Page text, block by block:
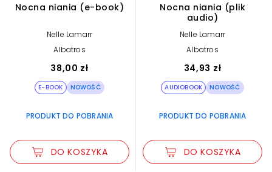
Nocna niania (e-book)
Nelle Lamarr
Albatros
38,00 zł
E-BOOK NOWOŚĆ
PRODUKT DO POBRANIA
DO KOSZYKA
Nocna niania (plik
audio)
Nelle Lamarr
Albatros
34,93 zł
AUDIOBOOK NOWOŚĆ
PRODUKT DO POBRANIA
DO KOSZYKA